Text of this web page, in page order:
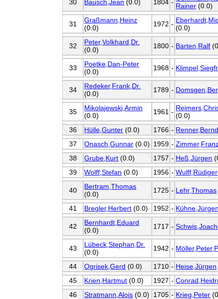
30 Bausch,Jean (0.0) 1804 - Rainer (0.0)
31
Graßmann,Heinz
(0.0)
1972 - (0.0)
32
Peter,Volkhard,Dr.
(0.0)
1800 - Barten,Ralf
33
Poetke,Dan-Peter
(0.0)
1968 -
34
Redeker,Frank,Dr.
(0.0)
1789 -
35
Mikolajewski,Armin
(0.0)
1961 - (0.0)
36
Hülle,Gunter (0.0) 1766 -
37
Onasch,Gunnar (0.0) 1959 -
38
Grube,Kurt (0.0) 1757 - Heß,Jürgen
39
Wolff,Stefan (0.0) 1956 - Wulff,Rüdiger
40
Bertram,Thomas
(0.0)
1725 - Lehr,Thomas
41 Bregler,Herbert (0.0) 1952 -
42
Bernhardt,Eduard
(0.0)
1717 -
43
Lübeck,Stephan,Dr.
(0.0)
1942 -
44 Ogrisek,Gerd (0.0) 1710 - Heise,Jürgen
45
Krien,Hartmut (0.0) 1927 -
46
Stratmann,Alois (0.0) 1705 - Krieg,Peter